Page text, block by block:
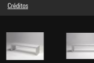
Créditos
© Superstudio
Referencia de la imagen :
Difusión de la imagen :